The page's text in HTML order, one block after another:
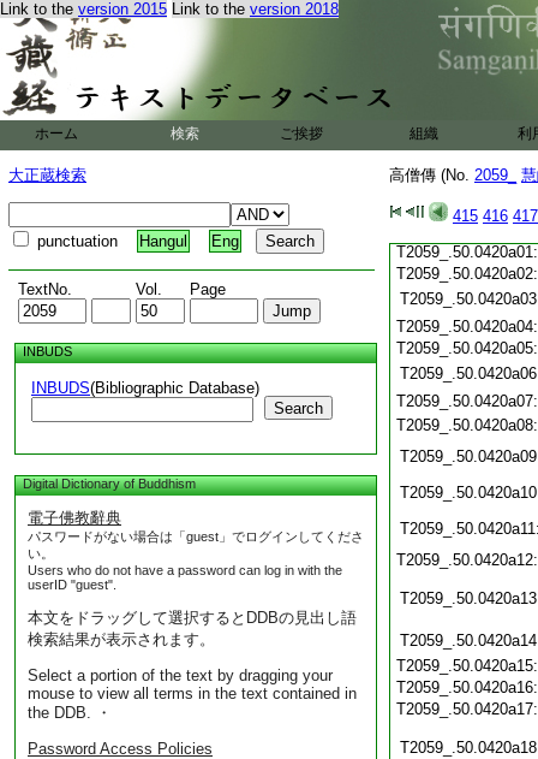
Link to the version 2015 Link to the version 2018
ホーム 検索 ご挨拶 組織 利
大正蔵検索
punctuation Hangul Eng
TextNo. Vol. Page
INBUDS
INBUDS(Bibliographic Database)
Search
Digital Dictionary of Buddhism
電子佛教辭典
パスワードがない場合は「guest」でログインしてくださ
い。
Users who do not have a password can log in with the
userID "guest".
本文をドラッグして選択するとDDBの見出し語
検索結果が表示されます。
Select a portion of the text by dragging your
mouse to view all terms in the text contained in
the DDB. ・
Password Access Policies
高僧傳 (No. 2059_
415 416 417